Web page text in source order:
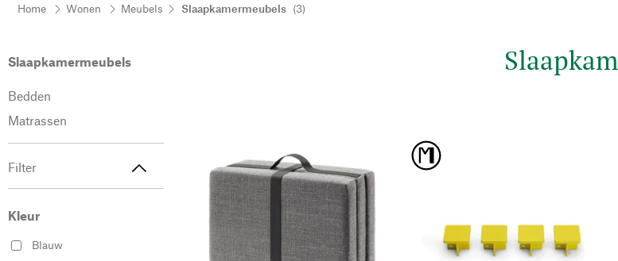
Home Wonen Meubels Slaapkamermeubels (3)
Slaapkamermeubels
Bedden
Matrassen
Filter
Kleur
Blauw